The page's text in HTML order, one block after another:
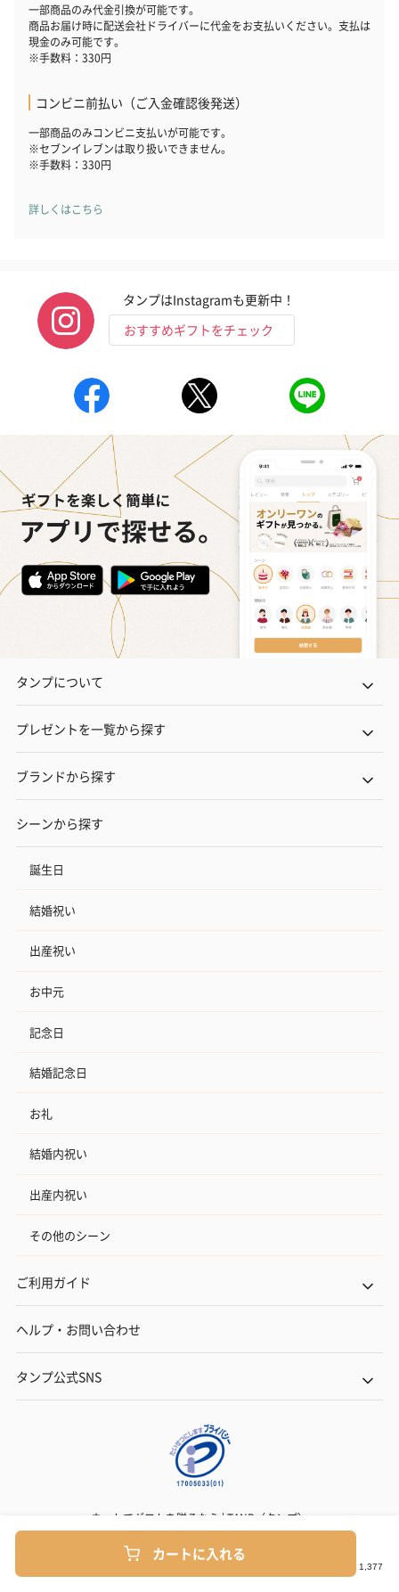
カートに入れる
一部商品のみ代金引換が可能です。
商品お届け時に配送会社ドライバーに代金をお支払いください。支払は
現金のみ可能です。
※手数料：330円
コンビニ前払い（ご入金確認後発送）
一部商品のみコンビニ支払いが可能です。
※セブンイレブンは取り扱いできません。
※手数料：330円
詳しくはこちら
タンプはInstagramも更新中！
おすすめギフトをチェック
タンプについて
プレゼントを一覧から探す
ブランドから探す
シーンから探す
誕生日
結婚祝い
出産祝い
お中元
記念日
結婚記念日
お礼
結婚内祝い
出産内祝い
その他のシーン
ご利用ガイド
ヘルプ・お問い合わせ
タンプ公式SNS
ネットでギフトを贈るなら | TANP（タンプ）